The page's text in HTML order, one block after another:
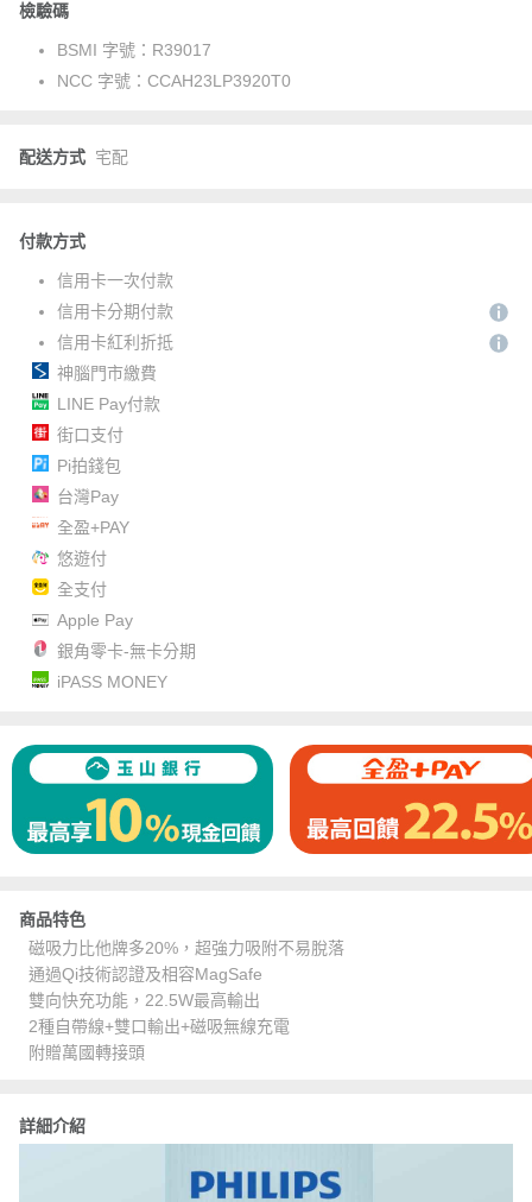
檢驗碼
BSMI 字號： R39017
NCC 字號： CCAH23LP3920T0
配送方式 宅配
付款方式
信用卡一次付款
信用卡分期付款
信用卡紅利折抵
神腦門市繳費
LINE Pay付款
街口支付
Pi拍錢包
台灣Pay
全盈+PAY
悠遊付
全支付
Apple Pay
銀角零卡-無卡分期
iPASS MONEY
商品特色
磁吸力比他牌多20%，超強力吸附不易脫落
通過Qi技術認證及相容MagSafe
雙向快充功能，22.5W最高輸出
2種自帶線+雙口輸出+磁吸無線充電
附贈萬國轉接頭
詳細介紹